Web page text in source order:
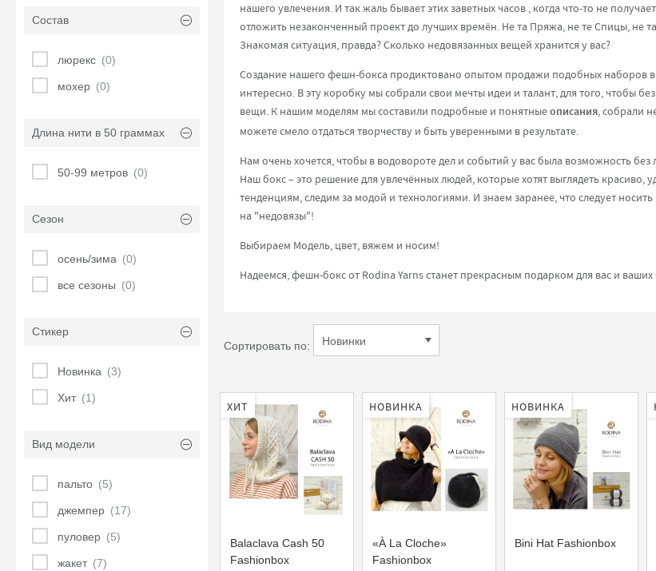
Состав
люрекс (0)
мохер (0)
Длина нити в 50 граммах
50-99 метров (0)
Сезон
осень/зима (0)
все сезоны (0)
Стикер
Новинка (3)
Хит (1)
Вид модели
пальто (5)
джемпер (17)
пуловер (5)
жакет (7)
нашего увлечения. И так жаль бывает этих заветных часов , когда что-то не
отложить незаконченный проект до лучших времён. Не та Пряжа, не те Спицы, не
Знакомая ситуация, правда? Сколько недовязанных вещей хранится у вас?
Создание нашего фешн-бокса продиктовано опытом продажи подобных наборов в
интересно. В эту коробку мы собрали свои мечты идеи и талант, для того, чтобы
вещи. К нашим моделям мы составили подробные и понятныеописания, собрали
можете смело отдаться творчеству и быть уверенными в результате.
Нам очень хочется, чтобы в водовороте дел и событий у вас была возможность
Наш бокс – это решение для увлечённых людей, которые хотят выглядеть
тенденциям, следим за модой и технологиями. И знаем заранее, что следует
на "недовязы"!
Выбираем Модель, цвет, вяжем и носим!
Надеемся, фешн-бокс от Rodina Yarns станет прекрасным подарком для вас и
Сортировать по:
ХИТ
Balaclava Cash 50
Fashionbox
НОВИНКА
«À La Cloche»
Fashionbox
НОВИНКА
Bini Hat Fashionbox